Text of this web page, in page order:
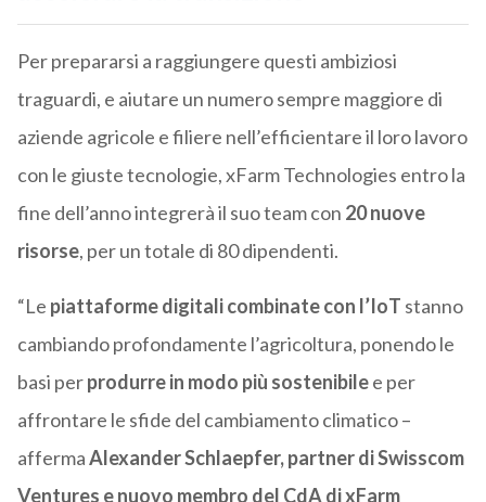
Per prepararsi a raggiungere questi ambiziosi
traguardi, e aiutare un numero sempre maggiore di
aziende agricole e filiere nell’efficientare il loro lavoro
con le giuste tecnologie, xFarm Technologies entro la
fine dell’anno integrerà il suo team con 20 nuove
risorse, per un totale di 80 dipendenti.
“Le piattaforme digitali combinate con l’IoT stanno
cambiando profondamente l’agricoltura, ponendo le
basi perprodurre in modo più sostenibilee per
affrontare le sfide del cambiamento climatico –
affermaAlexander Schlaepfer, partner di Swisscom
Ventures e nuovo membro del CdA di xFarm